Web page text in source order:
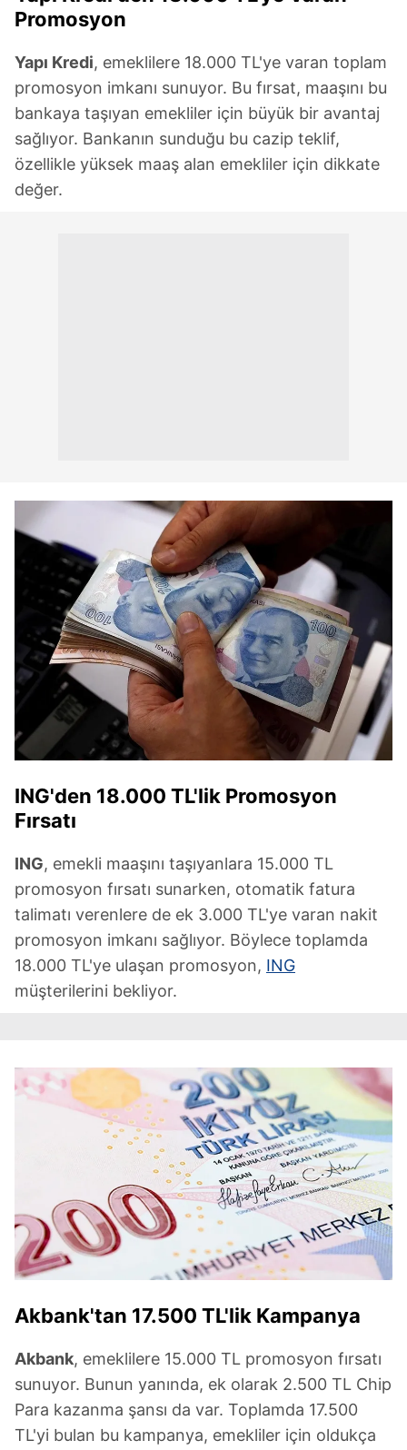
Promosyon
Yapı Kredi, emeklilere 18.000 TL'ye varan toplam
promosyon imkanı sunuyor. Bu fırsat, maaşını bu
bankaya taşıyan emekliler için büyük bir avantaj
sağlıyor. Bankanın sunduğu bu cazip teklif,
özellikle yüksek maaş alan emekliler için dikkate
değer.
ING'den 18.000 TL'lik Promosyon
Fırsatı
ING, emekli maaşını taşıyanlara 15.000 TL
promosyon fırsatı sunarken, otomatik fatura
talimatı verenlere de ek 3.000 TL'ye varan nakit
promosyon imkanı sağlıyor. Böylece toplamda
18.000 TL'ye ulaşan promosyon, ING
müşterilerini bekliyor.
Akbank'tan 17.500 TL'lik Kampanya
Akbank, emeklilere 15.000 TL promosyon fırsatı
sunuyor. Bunun yanında, ek olarak 2.500 TL Chip
Para kazanma şansı da var. Toplamda 17.500
TL'yi bulan bu kampanya, emekliler için oldukça